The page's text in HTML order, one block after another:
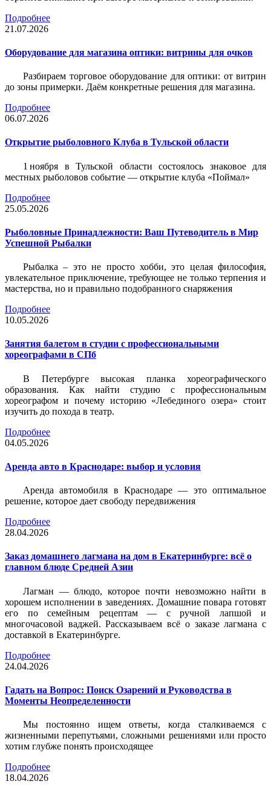
Подробнее
21.07.2026
Оборудование для магазина оптики: витрины для очков
Разбираем торговое оборудование для оптики: от витрин
до зоны примерки. Даём конкретные решения для магазина.
Подробнее
06.07.2026
Открытие рыболовного Клуба в Тульской области
1 ноября в Тульской области состоялось знаковое для
местных рыболовов событие — открытие клуба «Поймал»
Подробнее
25.05.2026
Рыболовные Принадлежности: Ваш Путеводитель в Мир
Успешной Рыбалки
Рыбалка – это не просто хобби, это целая философия,
увлекательное приключение, требующее не только терпения и
мастерства, но и правильно подобранного снаряжения
Подробнее
10.05.2026
Занятия балетом в студии с профессиональными
хореографами в СПб
В Петербурге высокая планка хореографического
образования. Как найти студию с профессиональным
хореографом и почему историю «Лебединого озера» стоит
изучить до похода в театр.
Подробнее
04.05.2026
Аренда авто в Краснодаре: выбор и условия
Аренда автомобиля в Краснодаре — это оптимальное
решение, которое дает свободу передвижения
Подробнее
28.04.2026
Заказ домашнего лагмана на дом в Екатеринбурге: всё о
главном блюде Средней Азии
Лагман — блюдо, которое почти невозможно найти в
хорошем исполнении в заведениях. Домашние повара готовят
его по семейным рецептам — с ручной лапшой и
многочасовой ваджей. Рассказываем всё о заказе лагмана с
доставкой в Екатеринбурге.
Подробнее
24.04.2026
Гадать на Вопрос: Поиск Озарений и Руководства в
Моменты Неопределенности
Мы постоянно ищем ответы, когда сталкиваемся с
жизненными перепутьями, сложными решениями или просто
хотим глубже понять происходящее
Подробнее
18.04.2026